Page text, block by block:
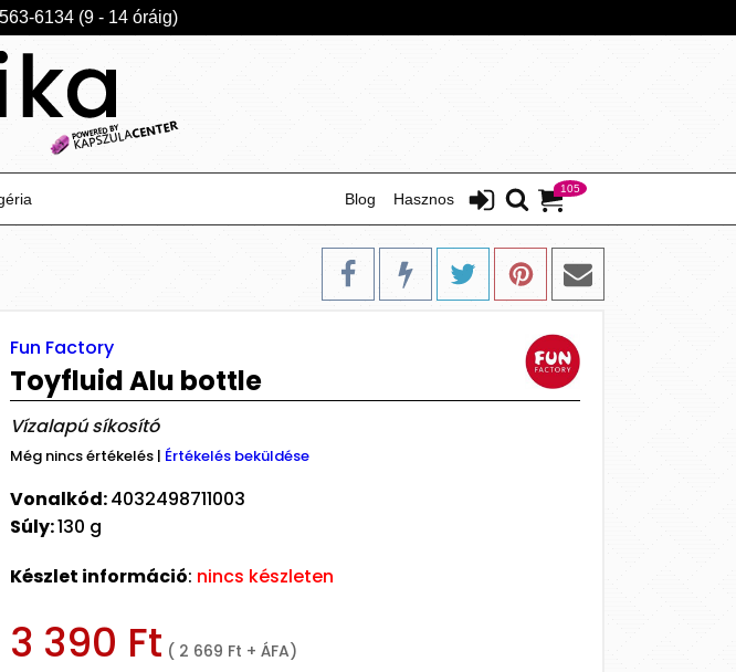
6134 (9 - 14 óráig)
105
Hasznos
Blog
Fun Factory
Toyfluid Alu bottle
Vízalapú síkosító
Még nincs értékelés | Értékelés beküldése
Vonalkód:4032498711003
Súly:130 g
Készlet információ: nincs készleten
3 390 Ft ( 2 669 Ft + ÁFA)